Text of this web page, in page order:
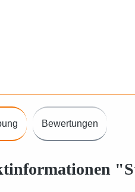
Bewertungen